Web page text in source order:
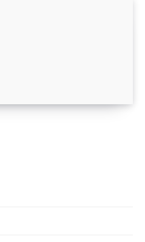
ребенок стал меньше